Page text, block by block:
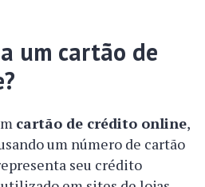
um cartão de
cartão de crédito online,
um número de cartão
seu crédito